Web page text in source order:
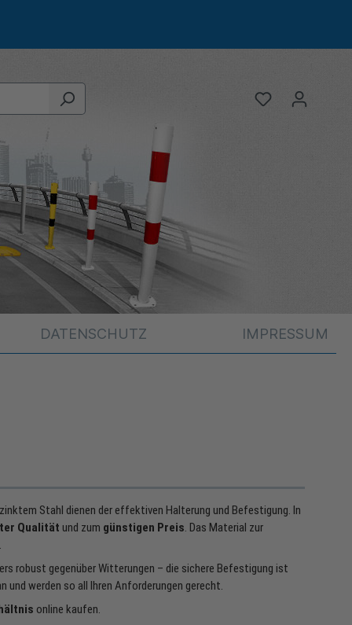
DATENSCHUTZ IMPRESSUM
Stahl dienen der effektiven Halterung und Befestigung. In
Qualität und zum günstigen Preis. Das Material zur
robust gegenüber Witterungen – die sichere Befestigung ist
werden so all Ihren Anforderungen gerecht.
online kaufen.